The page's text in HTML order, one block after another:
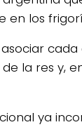
los
cada
la res y,
ya